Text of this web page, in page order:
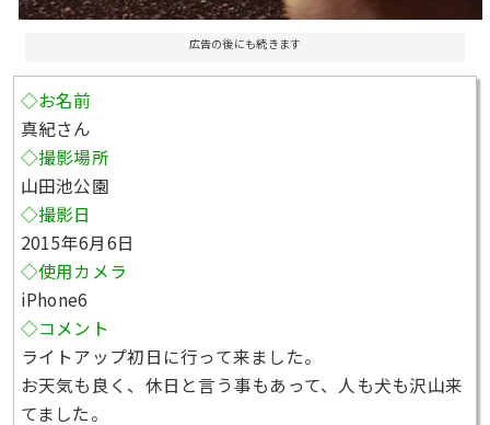
広告の後にも続きます
◇お名前
真紀さん
◇撮影場所
山田池公園
◇撮影日
2015年6月6日
◇使用カメラ
iPhone6
◇コメント
ライトアップ初日に行って来ました。
お天気も良く、休日と言う事もあって、人も犬も沢山来
てました。